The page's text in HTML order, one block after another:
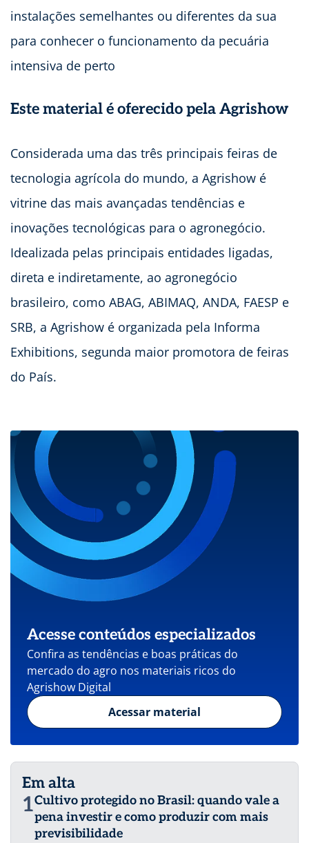
instalações semelhantes ou diferentes da sua
para conhecer o funcionamento da pecuária
intensiva de perto
Este material é oferecido pela Agrishow
Considerada uma das três principais feiras de
tecnologia agrícola do mundo, a Agrishow é
vitrine das mais avançadas tendências e
inovações tecnológicas para o agronegócio.
Idealizada pelas principais entidades ligadas,
direta e indiretamente, ao agronegócio
brasileiro, como ABAG, ABIMAQ, ANDA, FAESP e
SRB, a Agrishow é organizada pela Informa
Exhibitions, segunda maior promotora de feiras
do País.
Acesse conteúdos especializados
Confira as tendências e boas práticas do
mercado do agro nos materiais ricos do
Agrishow Digital
Acessar material
Em alta
1Cultivo protegido no Brasil: quando vale a
pena investir e como produzir com mais
previsibilidade